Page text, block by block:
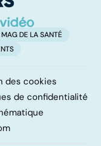
MAG DE LA SANTÉ
des cookies
de confidentialité